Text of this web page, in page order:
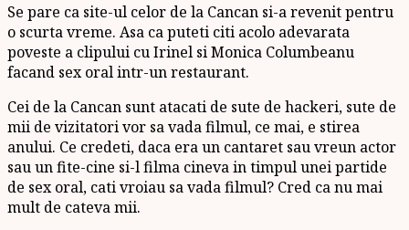
Se pare ca site-ul celor de la Cancan si-a revenit pentru
o scurta vreme. Asa ca puteti citi acolo adevarata
poveste a clipului cu Irinel si Monica Columbeanu
facand sex oral intr-un restaurant.
Cei de la Cancan sunt atacati de sute de hackeri, sute de
mii de vizitatori vor sa vada filmul, ce mai, e stirea
anului. Ce credeti, daca era un cantaret sau vreun actor
sau un fite-cine si-l filma cineva in timpul unei partide
de sex oral, cati vroiau sa vada filmul? Cred ca nu mai
mult de cateva mii.